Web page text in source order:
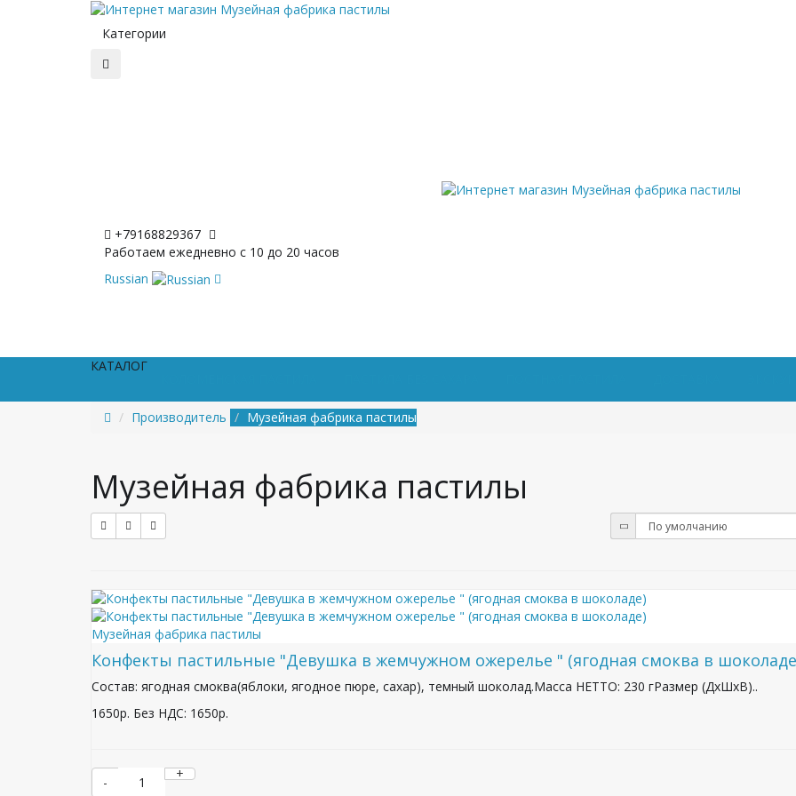
Категории
+79168829367
Работаем ежедневно с 10 до 20 часов
Russian
КАТАЛОГ
Производитель Музейная фабрика пастилы
Музейная фабрика пастилы
Музейная фабрика пастилы
Конфекты пастильные "Девушка в жемчужном ожерелье " (ягодная смоква в
Состав: ягодная смоква(яблоки, ягодное пюре, сахар), темный шоколад.Масса НЕТТО: 230 гРазмер (ДхШхВ)..
1650р. Без НДС: 1650р.
-
+